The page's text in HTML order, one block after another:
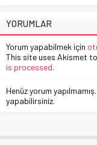
YORUMLAR
Yorum yapabilmek için
This site uses Akismet
is processed.
Henüz yorum
yapabilirsiniz.